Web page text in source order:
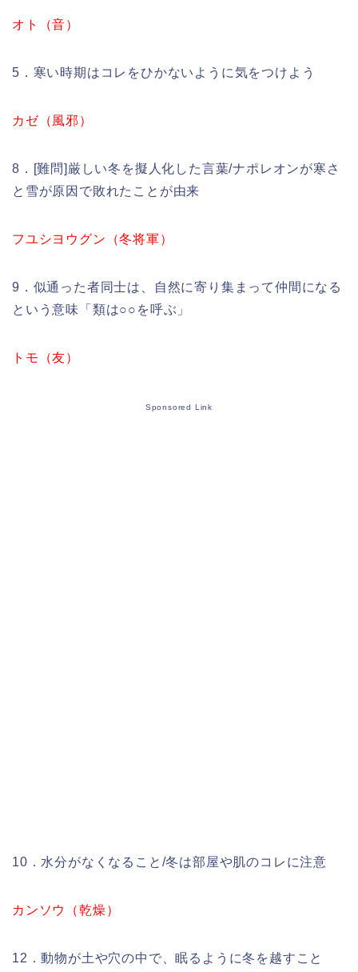
オト（音）
5．寒い時期はコレをひかないように気をつけよう
カゼ（風邪）
8．[難問]厳しい冬を擬人化した言葉/ナポレオンが寒さ
と雪が原因で敗れたことが由来
フユシヨウグン（冬将軍）
9．似通った者同士は、自然に寄り集まって仲間になる
という意味「類は○○を呼ぶ」
トモ（友）
Sponsored Link
10．水分がなくなること/冬は部屋や肌のコレに注意
カンソウ（乾燥）
12．動物が土や穴の中で、眠るように冬を越すこと